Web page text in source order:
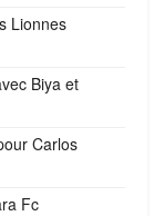
Lionnes
Biya et
Carlos
Fc